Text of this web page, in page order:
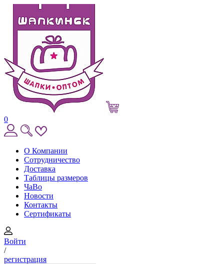
0
О Компании
Сотрудничество
Доставка
Таблицы размеров
ЧаВо
Новости
Контакты
Сертификаты
Войти
/
регистрация